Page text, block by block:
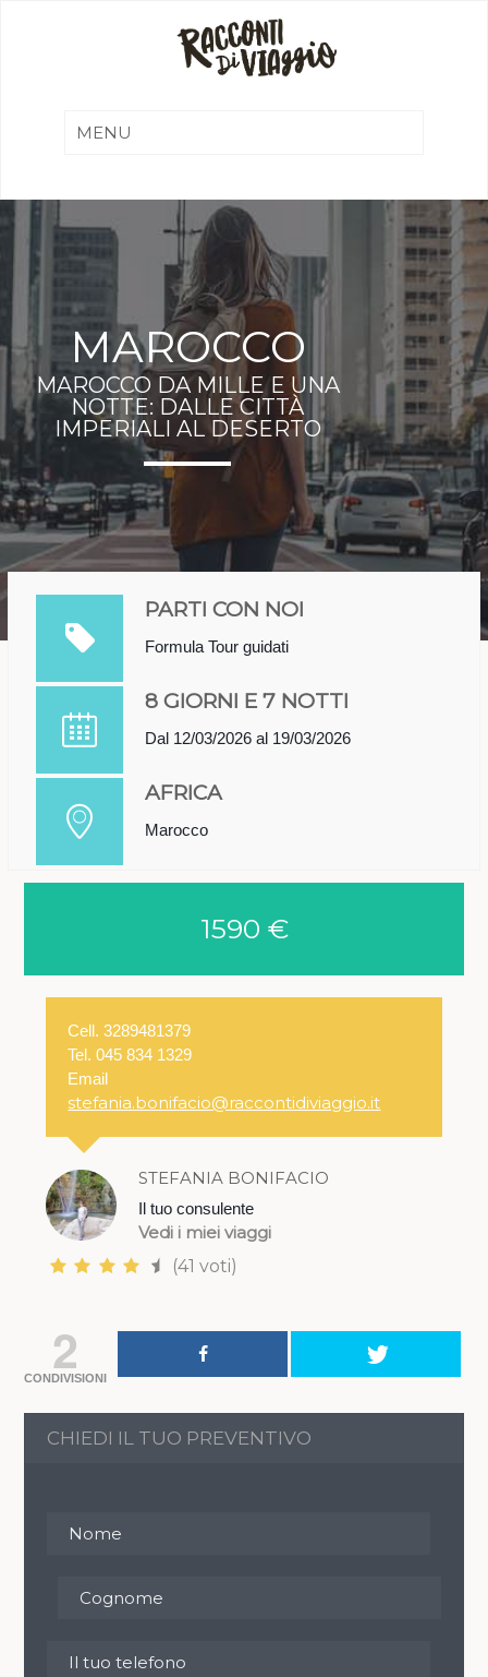
MAROCCO
MAROCCO DA MILLE E UNA
NOTTE: DALLE CITTÀ
IMPERIALI AL DESERTO
PARTI CON NOI
Formula Tour guidati
8 GIORNI E 7 NOTTI
Dal 12/03/2026 al 19/03/2026
AFRICA
Marocco
1590 €
Cell. 3289481379
Tel. 045 834 1329
Email
stefania.bonifacio@raccontidiviaggio.it
STEFANIA BONIFACIO
Il tuo consulente
Vedi i miei viaggi
(41 voti)
2
CONDIVISIONI
CHIEDI IL TUO PREVENTIVO